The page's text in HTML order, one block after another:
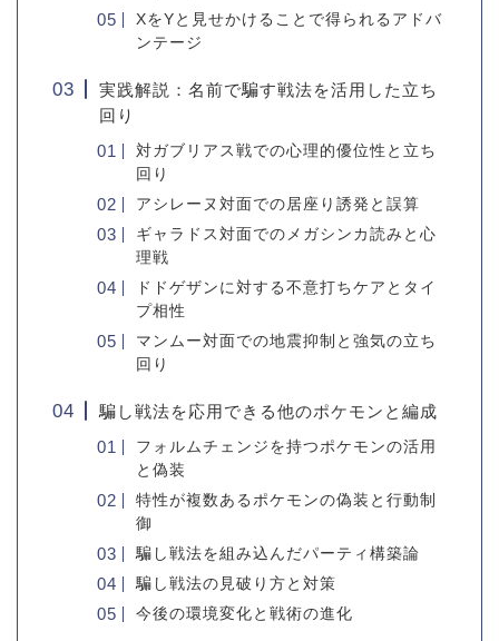
XをYと見せかけることで得られるアドバ
ンテージ
実践解説：名前で騙す戦法を活用した立ち
回り
対ガブリアス戦での心理的優位性と立ち
回り
アシレーヌ対面での居座り誘発と誤算
ギャラドス対面でのメガシンカ読みと心
理戦
ドドゲザンに対する不意打ちケアとタイ
プ相性
マンムー対面での地震抑制と強気の立ち
回り
騙し戦法を応用できる他のポケモンと編成
フォルムチェンジを持つポケモンの活用
と偽装
特性が複数あるポケモンの偽装と行動制
御
騙し戦法を組み込んだパーティ構築論
騙し戦法の見破り方と対策
今後の環境変化と戦術の進化